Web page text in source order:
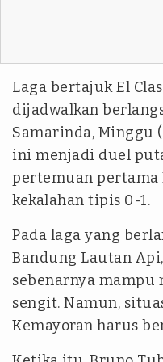
Laga bertajuk El
dijadwalkan
Samarinda, Minggu
ini menjadi duel
pertemuan pertama
kekalahan tipis 0-1.
Pada laga yang
Bandung Lautan
sebenarnya mampu
sengit. Namun,
Kemayoran harus